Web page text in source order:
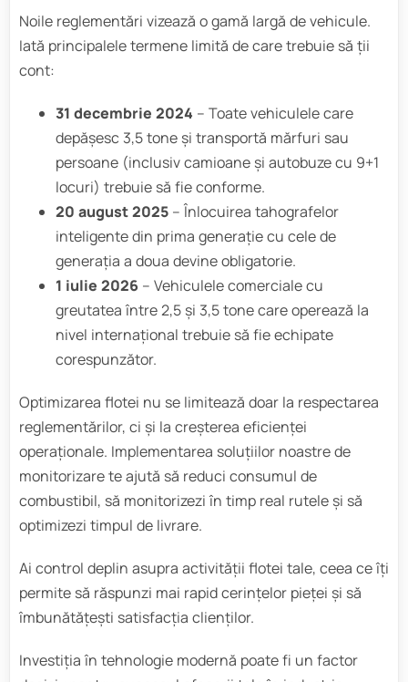
Noile reglementări vizează o gamă largă de vehicule.
Iată principalele termene limită de care trebuie să ții
cont:
31 decembrie 2024 – Toate vehiculele care
depășesc 3,5 tone și transportă mărfuri sau
persoane (inclusiv camioane și autobuze cu 9+1
locuri) trebuie să fie conforme.
20 august 2025 – Înlocuirea tahografelor
inteligente din prima generație cu cele de
generația a doua devine obligatorie.
1 iulie 2026 – Vehiculele comerciale cu
greutatea între 2,5 și 3,5 tone care operează la
nivel internațional trebuie să fie echipate
corespunzător.
Optimizarea flotei nu se limitează doar la respectarea
reglementărilor, ci și la creșterea eficienței
operaționale. Implementarea soluțiilor noastre de
monitorizare te ajută să reduci consumul de
combustibil, să monitorizezi în timp real rutele și să
optimizezi timpul de livrare.
Ai control deplin asupra activității flotei tale, ceea ce îți
permite să răspunzi mai rapid cerințelor pieței și să
îmbunătățești satisfacția clienților.
Investiția în tehnologie modernă poate fi un factor